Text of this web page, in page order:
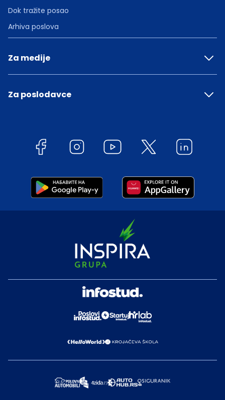
Dok tražite posao
Arhiva poslova
Za medije
Za poslodavce